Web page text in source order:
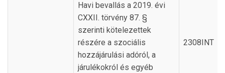
Havi bevallás a 2019. évi
CXXII. törvény 87. §
szerinti kötelezettek
részére a szociális
hozzájárulási adóról, a
járulékokról és egyéb
2308INT